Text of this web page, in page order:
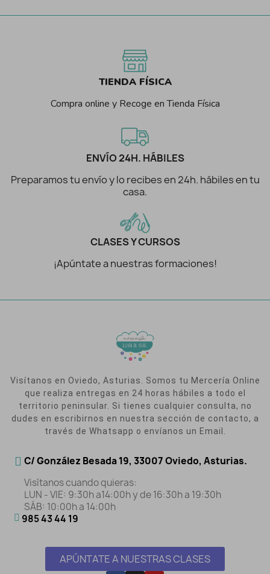
TIENDA FÍSICA
Compra online y Recoge en Tienda Física
ENVÍO 24H. HÁBILES
Preparamos tu envío y lo recibes en 24h. hábiles en tu
casa.
CLASES Y CURSOS
¡Apúntate a nuestras formaciones!
Visítanos en Oviedo, Asturias. Somos tu Mercería Online
que realiza entregas en 24 horas hábiles a todo el
territorio peninsular. Si tienes cualquier consulta, no
dudes en escribirnos en nuestra sección de contacto, a
través de Whatsapp o envíanos un Email.
C/ González Besada 19, 33007 Oviedo, Asturias.
Visítanos cuando quieras:
LUN - VIE: 9:30h a14:00h y de 16:30h a 19:30h
SÁB: 10:00h a 14:00h
985 43 44 19
APÚNTATE A NUESTRAS CLASES